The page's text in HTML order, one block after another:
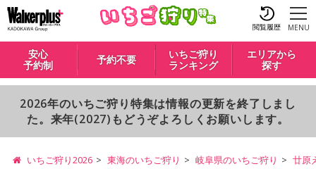
閲覧履歴 MENU
安心
予約制
予約不要
いちご狩り
ランキング
エリアから
探す
2026年のいちご狩り特集は情報の更新を終了しまし
た。来年(2027)もどうぞよろしくお願いします。
いちご狩り2026 東海のいちご狩り 岐阜県のいちご狩り 廿原